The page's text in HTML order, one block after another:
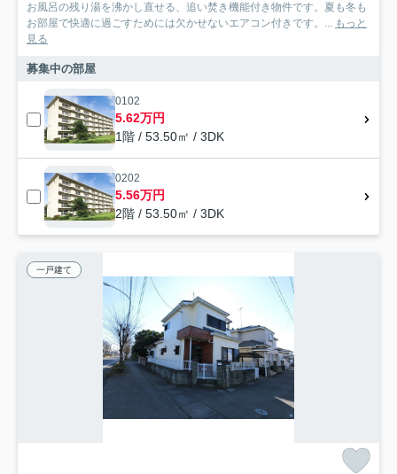
お風呂の残り湯を沸かし直せる、追い焚き機能付き物件です。夏も冬も
お部屋で快適に過ごすためには欠かせないエアコン付きです。... もっと
見る
募集中の部屋
0102
5.62万円
1階 / 53.50㎡ / 3DK
0202
5.56万円
2階 / 53.50㎡ / 3DK
一戸建て